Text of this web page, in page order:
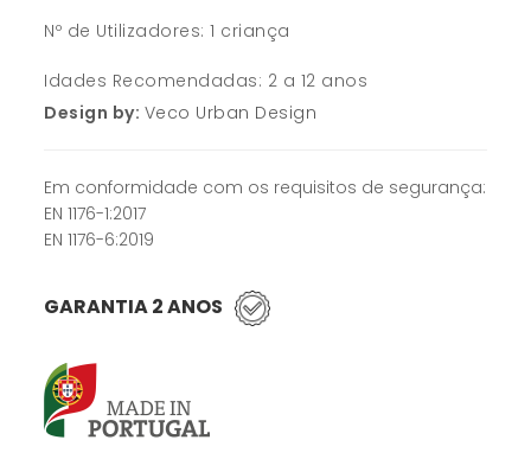
Nº de Utilizadores: 1 criança
Idades Recomendadas: 2 a 12 anos
Design by: Veco Urban Design
Em conformidade com os requisitos de segurança:
EN 1176-1:2017
EN 1176-6:2019
GARANTIA 2 ANOS